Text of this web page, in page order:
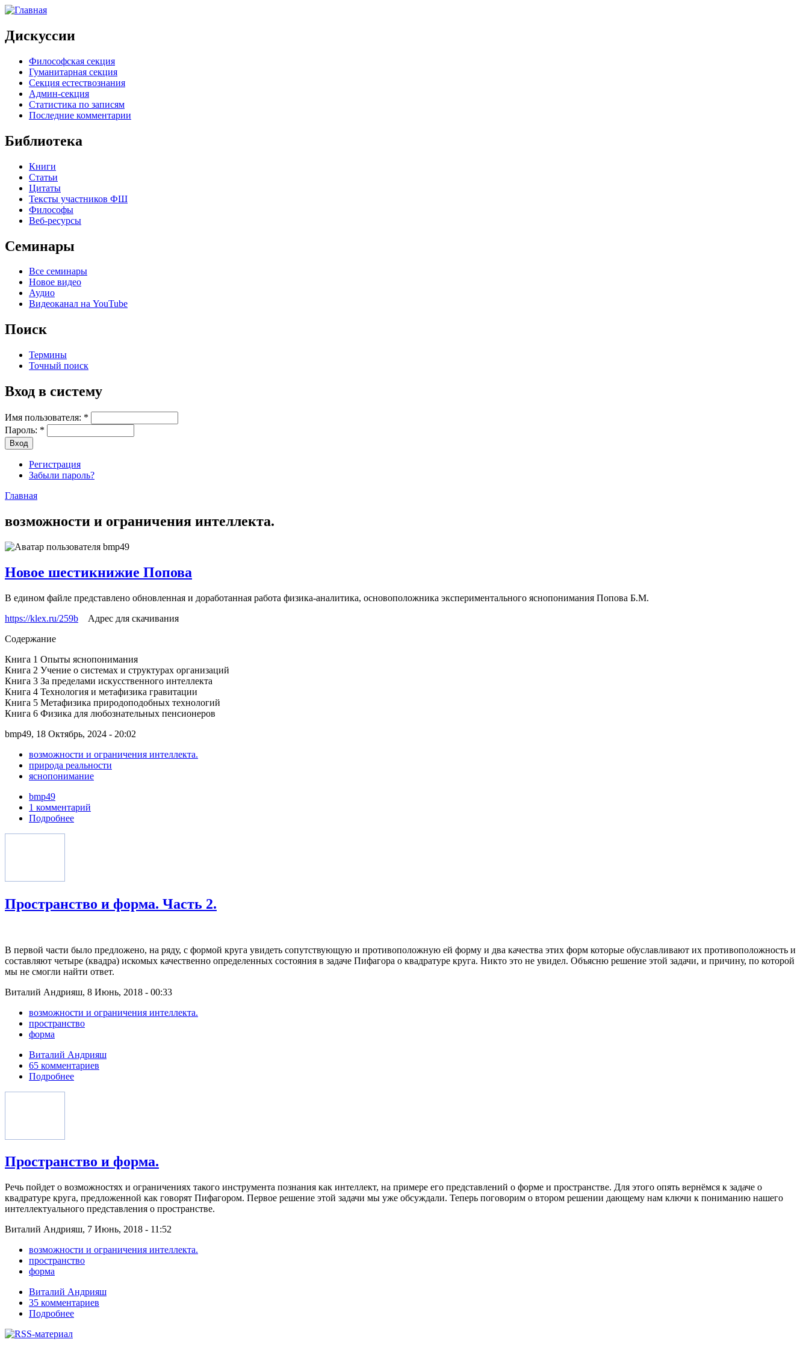
Дискуссии
Философская секция
Гуманитарная секция
Секция естествознания
Админ-секция
Статистика по записям
Последние комментарии
Библиотека
Книги
Статьи
Цитаты
Тексты участников ФШ
Философы
Веб-ресурсы
Семинары
Все семинары
Новое видео
Аудио
Видеоканал на YouTube
Поиск
Термины
Точный поиск
Вход в систему
Имя пользователя: *
Пароль: *
Регистрация
Забыли пароль?
Главная
возможности и ограничения интеллекта.
Новое шестикнижие Попова
В едином файле представлено обновленная и доработанная работа физика-аналитика, основоположника экспериментального яснопонимания Попова Б.М.
https://klex.ru/259b Адрес для скачивания
Содержание
Книга 1 Опыты яснопонимания
Книга 2 Учение о системах и структурах организаций
Книга 3 За пределами искусственного интеллекта
Книга 4 Технология и метафизика гравитации
Книга 5 Метафизика природоподобных технологий
Книга 6 Физика для любознательных пенсионеров
bmp49, 18 Октябрь, 2024 - 20:02
возможности и ограничения интеллекта.
природа реальности
яснопонимание
bmp49
1 комментарий
Подробнее
Пространство и форма. Часть 2.
В первой части было предложено, на ряду, с формой круга увидеть сопутствующую и противоположную ей форму и два качества этих форм которые обуславливают их противоположность и
составляют четыре (квадра) искомых качественно определенных состояния в задаче Пифагора о квадратуре круга. Никто это не увидел. Объясню решение этой задачи, и причину, по которой
мы не смогли найти ответ.
Виталий Андрияш, 8 Июнь, 2018 - 00:33
возможности и ограничения интеллекта.
пространство
форма
Виталий Андрияш
65 комментариев
Подробнее
Пространство и форма.
Речь пойдет о возможностях и ограничениях такого инструмента познания как интеллект, на примере его представлений о форме и пространстве. Для этого опять вернёмся к задаче о
квадратуре круга, предложенной как говорят Пифагором. Первое решение этой задачи мы уже обсуждали. Теперь поговорим о втором решении дающему нам ключи к пониманию нашего
интеллектуального представления о пространстве.
Виталий Андрияш, 7 Июнь, 2018 - 11:52
возможности и ограничения интеллекта.
пространство
форма
Виталий Андрияш
35 комментариев
Подробнее